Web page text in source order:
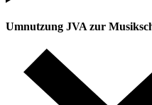
Umnutzung JVA zur